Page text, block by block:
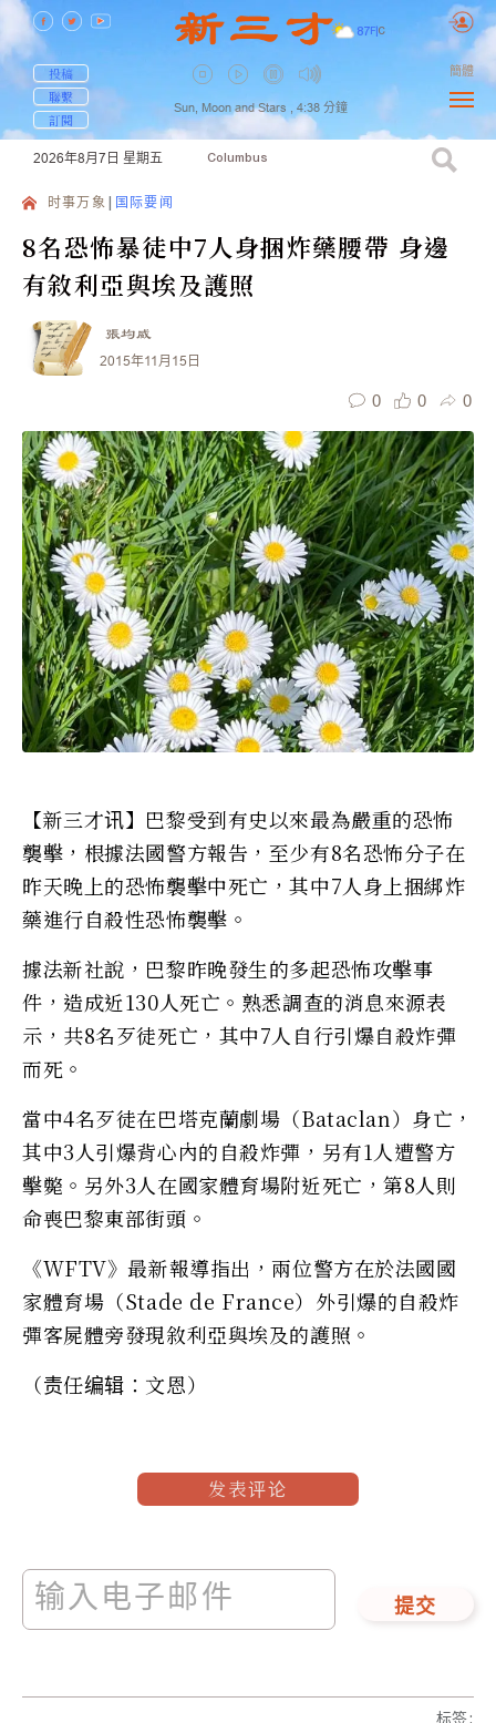
87F| C
投稿
聯繫
訂閱
Sun, Moon and Stars , 4:38 分鐘
簡體
2026年8月7日 星期五 Columbus
时事万象 国际要闻
8名恐怖暴徒中7人身捆炸藥腰帶 身邊
有敘利亞與埃及護照
張均威
2015年11月15日
0 0 0
【新三才讯】巴黎受到有史以來最為嚴重的恐怖
襲擊，根據法國警方報告，至少有8名恐怖分子在
昨天晚上的恐怖襲擊中死亡，其中7人身上捆綁炸
藥進行自殺性恐怖襲擊。
據法新社說，巴黎昨晚發生的多起恐怖攻擊事
件，造成近130人死亡。熟悉調查的消息來源表
示，共8名歹徒死亡，其中7人自行引爆自殺炸彈
而死。
當中4名歹徒在巴塔克蘭劇場（Bataclan）身亡，
其中3人引爆背心內的自殺炸彈，另有1人遭警方
擊斃。另外3人在國家體育場附近死亡，第8人則
命喪巴黎東部街頭。
《WFTV》最新報導指出，兩位警方在於法國國
家體育場（Stade de France）外引爆的自殺炸
彈客屍體旁發現敘利亞與埃及的護照。
（责任编辑：文恩）
发表评论
提交
标签: